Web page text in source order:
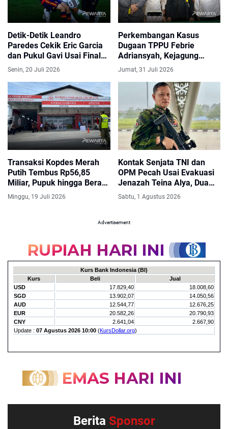
Detik-Detik Leandro
Paredes Cekik Eric Garcia
dan Pukul Gavi Usai Final
Piala Dunia 2026
Senin, 20 Juli 2026
Perkembangan Kasus
Dugaan TPPU Febrie
Adriansyah, Kejagung
Periksa 24 Saksi dan
Tetapkan Tersangka Baru
Jumat, 31 Juli 2026
Transaksi Kopdes Merah
Putih Tembus Rp56,85
Miliar, Pupuk hingga Beras
Jadi Produk Paling Laris
Minggu, 19 Juli 2026
Kontak Senjata TNI dan
OPM Pecah Usai Evakuasi
Jenazah Teina Alya, Dua
Anggota OPM Tewas
Sabtu, 1 Agustus 2026
Advertisement
Berita Sponsor